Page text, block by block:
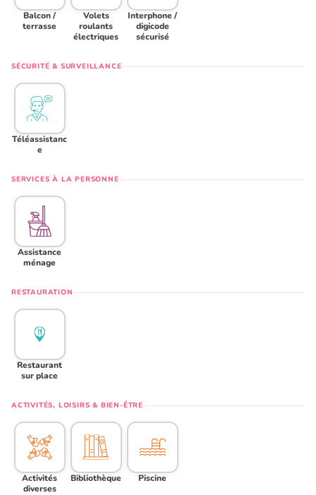
Balcon /
terrasse
Volets
roulants
électriques
Interphone /
digicode
sécurisé
SÉCURITÉ & SURVEILLANCE
Téléassistanc
e
SERVICES À LA PERSONNE
Assistance
ménage
RESTAURATION
Restaurant
sur place
ACTIVITÉS, LOISIRS & BIEN-ÊTRE
Activités
diverses
Bibliothèque Piscine